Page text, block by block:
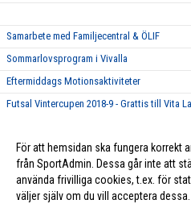
Samarbete med Familjecentral & ÖLIF
Sommarlovsprogram i Vivalla
Eftermiddags Motionsaktiviteter
Futsal Vintercupen 2018-9 - Grattis till Vita
Söndags Tennis i Backahallen - Begränsade
För att hemsidan ska fungera korrekt
från SportAdmin. Dessa går inte att
använda frivilliga cookies, t.ex. för
väljer själv om du vill acceptera dessa.